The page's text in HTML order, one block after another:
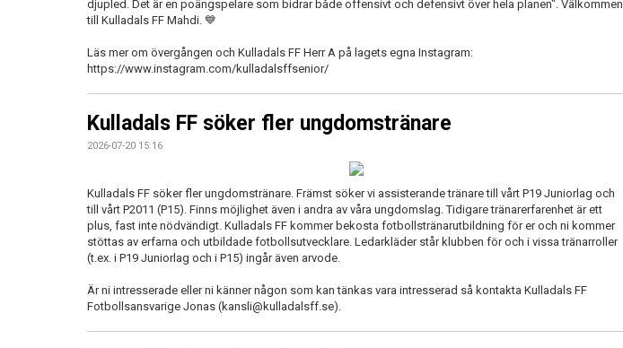
djupled. Det är en poängspelare som bidrar både offensivt och defensivt över hela planen". Välkommen
till Kulladals FF Mahdi. 💙
Läs mer om övergången och Kulladals FF Herr A på lagets egna Instagram:
https://www.instagram.com/kulladalsffsenior/
Kulladals FF söker fler ungdomstränare
2026-07-20 15:16
Kulladals FF söker fler ungdomstränare. Främst söker vi assisterande tränare till vårt P19 Juniorlag och
till vårt P2011 (P15). Finns möjlighet även i andra av våra ungdomslag. Tidigare tränarerfarenhet är ett
plus, fast inte nödvändigt. Kulladals FF kommer bekosta fotbollstränarutbildning för er och ni kommer
stöttas av erfarna och utbildade fotbollsutvecklare. Ledarkläder står klubben för och i vissa tränarroller
(t.ex. i P19 Juniorlag och i P15) ingår även arvode.
Är ni intresserade eller ni känner någon som kan tänkas vara intresserad så kontakta Kulladals FF
Fotbollsansvarige Jonas (kansli@kulladalsff.se).